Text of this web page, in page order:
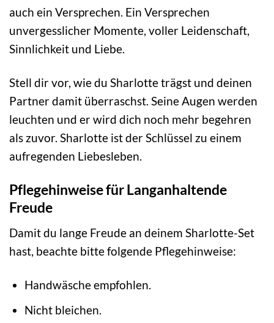
auch ein Versprechen. Ein Versprechen
unvergesslicher Momente, voller Leidenschaft,
Sinnlichkeit und Liebe.
Stell dir vor, wie du Sharlotte trägst und deinen
Partner damit überraschst. Seine Augen werden
leuchten und er wird dich noch mehr begehren
als zuvor. Sharlotte ist der Schlüssel zu einem
aufregenden Liebesleben.
Pflegehinweise für Langanhaltende
Freude
Damit du lange Freude an deinem Sharlotte-Set
hast, beachte bitte folgende Pflegehinweise:
Handwäsche empfohlen.
Nicht bleichen.